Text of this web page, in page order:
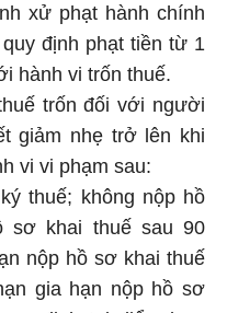
xử phạt hành chính
định phạt tiền từ 1
hành vi trốn thuế.
trốn đối với người
giảm nhẹ trở lên khi
vi vi phạm sau:
thuế; không nộp hồ
sơ khai thuế sau 90
nộp hồ sơ khai thuế
gia hạn nộp hồ sơ